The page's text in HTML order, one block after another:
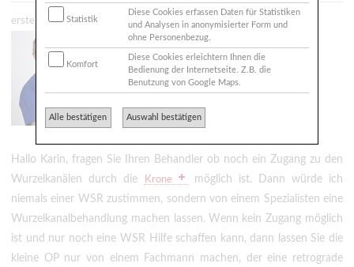
erstellt: 09.07.2026 - 12:05
Zahnarzt
Dr. Littinski M.Sc., M.Sc.
39108 Magdeburg
http://www.praxis-littinski.de
Hallo Karin, fragen Sie Ihren Behandler ob noch ein Zugang zu den
Wurzelkanälen durch die
Krone
möglich ist. Dann würde ich
niemals einer WSR zustimmen, sondern von einem Spezialisten eine
Wurzelkanalbehandlung machen lassen. Wenn kein Zugang möglich
ist und nur noch eine WSR Hilfe schaffen kann, dann lassen Sie die
kleine OP nur von einem Fachmann machen, der eine retrograde
Statistik
Diese Cookies erfassen Daten für Statistiken
und Analysen in anonymisierter Form und
ohne Personenbezug.
Komfort
Diese Cookies erleichtern Ihnen die
Bedienung der Internetseite. Z.B. die
Benutzung von Google Maps.
Alle bestätigen Auswahl bestätigen